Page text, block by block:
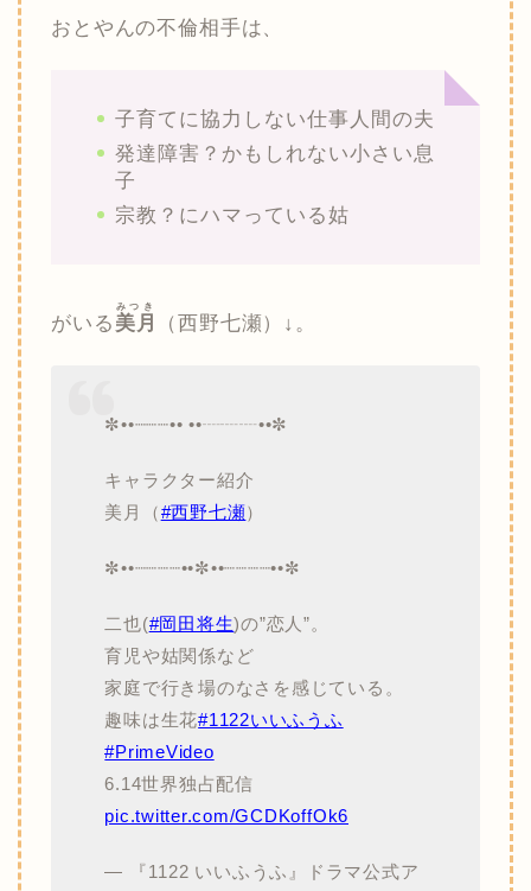
おとやんの不倫相手は、
子育てに協力しない仕事人間の夫
発達障害？かもしれない小さい息
子
宗教？にハマっている姑
がいる 美月
みつき
（西野七瀬）↓。
✼••┈┈┈•• ••┈┈┈••✼
キャラクター紹介
美月（#西野七瀬）
✼••┈┈┈┈••✼••┈┈┈┈••✼
二也(#岡田将生)の”恋人”。
育児や姑関係など
家庭で行き場のなさを感じている。
趣味は生花#1122いいふうふ
#PrimeVideo
6.14世界独占配信
pic.twitter.com/GCDKoffOk6
— 『1122 いいふうふ』ドラマ公式ア